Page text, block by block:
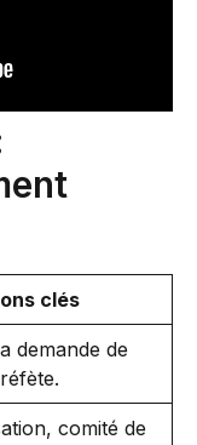
clés
demande de
comité de